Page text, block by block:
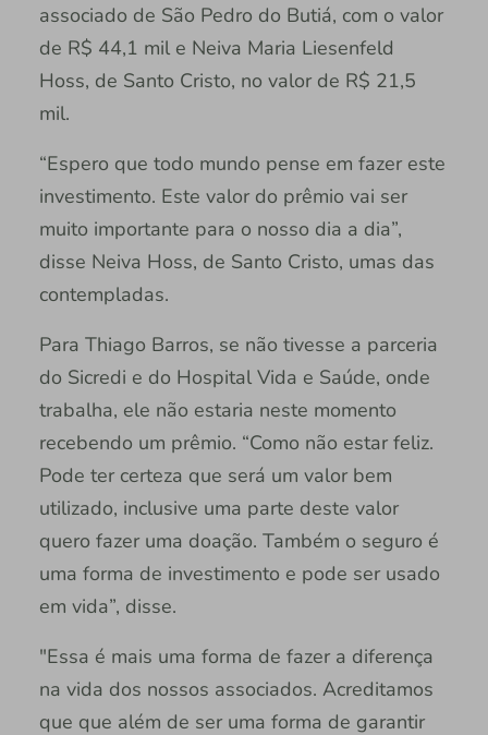
associado de São Pedro do Butiá, com o valor
de R$ 44,1 mil e Neiva Maria Liesenfeld
Hoss, de Santo Cristo, no valor de R$ 21,5
mil.
“Espero que todo mundo pense em fazer este
investimento. Este valor do prêmio vai ser
muito importante para o nosso dia a dia”,
disse Neiva Hoss, de Santo Cristo, umas das
contempladas.
Para Thiago Barros, se não tivesse a parceria
do Sicredi e do Hospital Vida e Saúde, onde
trabalha, ele não estaria neste momento
recebendo um prêmio. “Como não estar feliz.
Pode ter certeza que será um valor bem
utilizado, inclusive uma parte deste valor
quero fazer uma doação. Também o seguro é
uma forma de investimento e pode ser usado
em vida”, disse.
"Essa é mais uma forma de fazer a diferença
na vida dos nossos associados. Acreditamos
que que além de ser uma forma de garantir